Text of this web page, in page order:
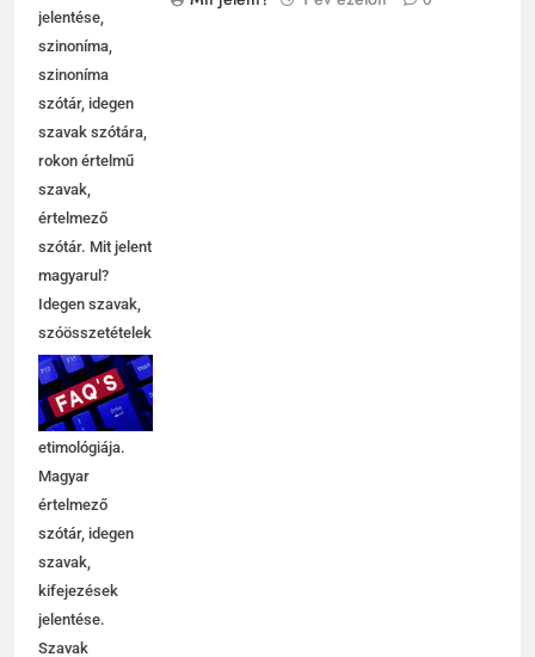
Szavak, szavak
jelentése,
szinoníma,
szinoníma
szótár, idegen
szavak szótára,
rokon értelmű
szavak,
értelmező
szótár. Mit jelent
magyarul?
Idegen szavak,
szóösszetételek
jelentése,
magyarázata,
használata,
etimológiája.
Magyar
értelmező
szótár, idegen
szavak,
kifejezések
jelentése.
5
6
7